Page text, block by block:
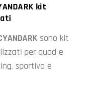
kit
sono kit
per quad e
sportivo e